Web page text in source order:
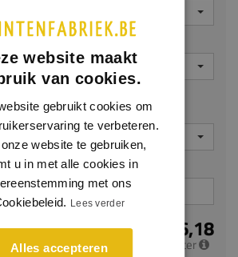
€ 26,18
per meter
website maakt
van cookies.
gebruikt cookies om
te verbeteren.
website te gebruiken,
u in met alle cookies in
met ons
Lees verder
Alles accepteren